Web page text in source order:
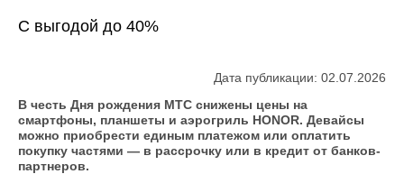
C выгодой до 40%
Дата публикации: 02.07.2026
В честь Дня рождения МТС снижены цены на
смартфоны, планшеты и аэрогриль HONOR. Девайсы
можно приобрести единым платежом или оплатить
покупку частями — в рассрочку или в кредит от банков-
партнеров.